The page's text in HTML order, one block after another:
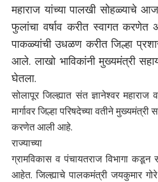
महाराज यांच्या पालखी सोहळ्याचे
फुलांचा वर्षाव करीत स्वागत
पाकळ्यांची उधळण करीत जिल्हा
आले. लाखो भाविकांनी मुख्यमंत्री
घेतला.
सोलापूर जिल्ह्यात संत ज्ञानेश्वर
मार्गावर जिल्हा परिषदेच्या वतीने मुख्यमंत्री
करणेत आली आहे.
राज्याच्या
ग्रामविकास व पंचायतराज विभागा
आहेत. जिल्ह्याचे पालकमंत्री जयकुमार